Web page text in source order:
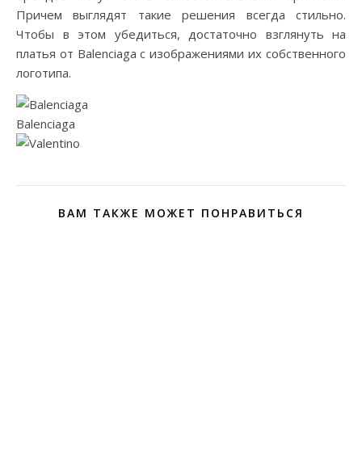
Причем выглядят такие решения всегда стильно.
Чтобы в этом убедиться, достаточно взглянуть на
платья от Balenciaga с изображениями их собственного
логотипа.
Balenciaga
ВАМ ТАКЖЕ МОЖЕТ ПОНРАВИТЬСЯ